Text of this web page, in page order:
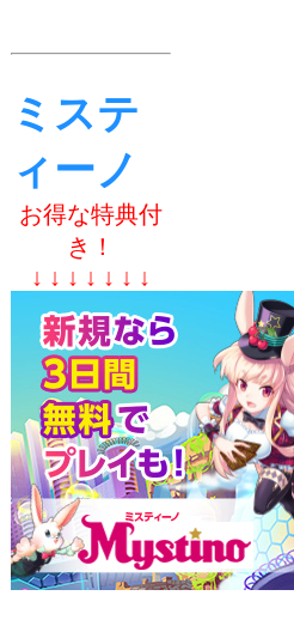
ミステ
ィーノ
お得な特典付
き！
↓ ↓ ↓ ↓ ↓ ↓ ↓